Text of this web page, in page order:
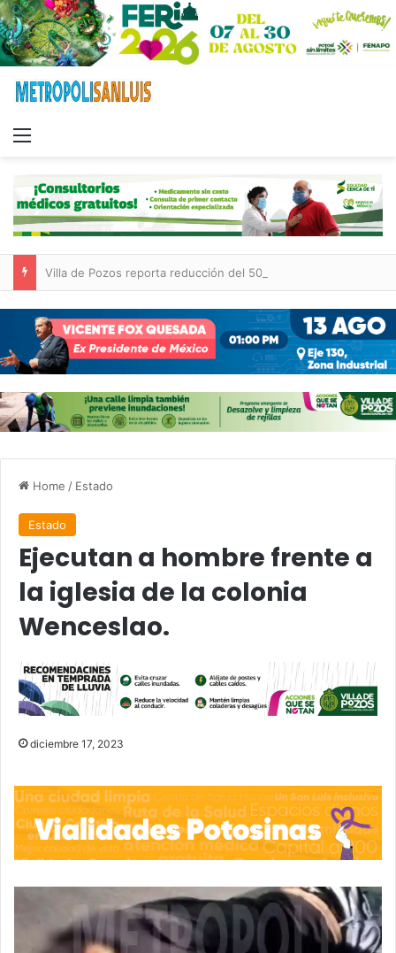
Home / Estado
Estado
Ejecutan a hombre frente a
la iglesia de la colonia
Wenceslao.
diciembre 17, 2023